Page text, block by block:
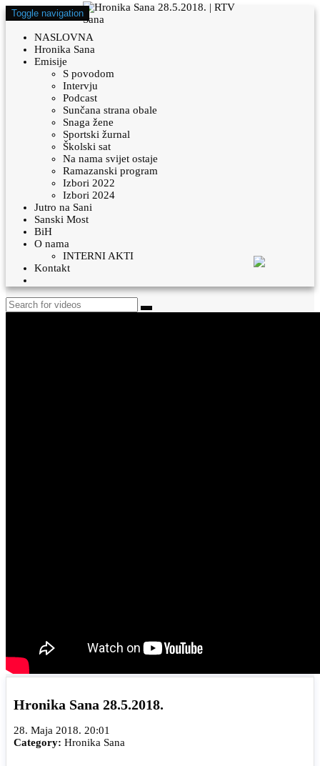
Toggle navigation
NASLOVNA
Hronika Sana
Emisije
S povodom
Intervju
Podcast
Sunčana strana obale
Snaga žene
Sportski žurnal
Školski sat
Na nama svijet ostaje
Ramazanski program
Izbori 2022
Izbori 2024
Jutro na Sani
Sanski Most
BiH
O nama
INTERNI AKTI
Kontakt
Hronika Sana 28.5.2018.
28. Maja 2018. 20:01
Category: Hronika Sana